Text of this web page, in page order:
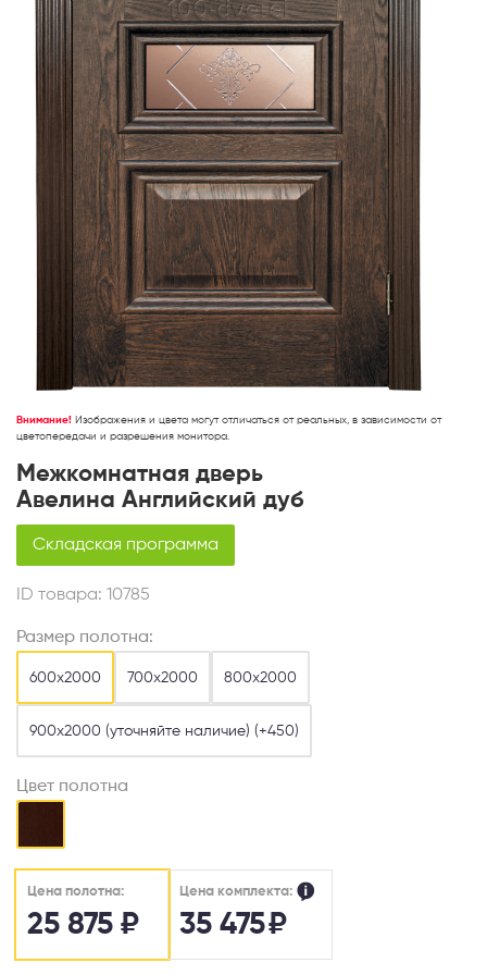
Внимание! Изображения и цвета могут отличаться от реальных, в зависимости от
цветопередачи и разрешения монитора.
Межкомнатная дверь
Авелина Английский дуб
Складская программа
ID товара: 10785
Размер полотна:
600х2000 700х2000 800х2000
900х2000 (уточняйте наличие) (+450)
Цвет полотна
Цена полотна:
25 875 ₽
Цена комплекта:
35 475₽